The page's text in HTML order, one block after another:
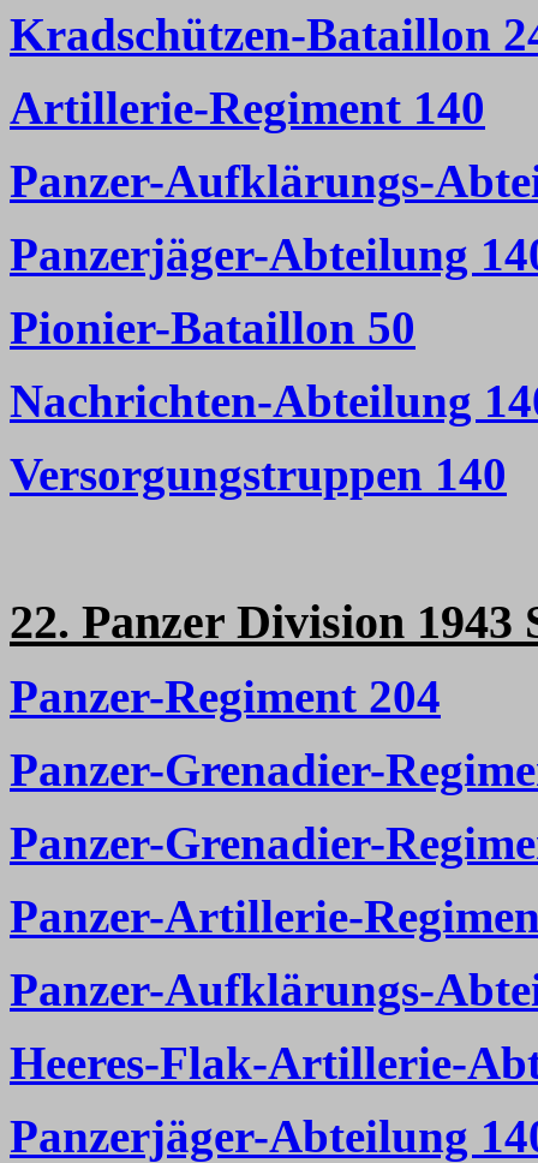
Kradschützen-Bataillon
Artillerie-Regiment 140
Panzer-Aufklärungs-
Panzerjäger-Abteilung
Pionier-Bataillon 50
Nachrichten-Abteilung
Versorgungstruppen 140
22. Panzer Division 1943
Panzer-Regiment 204
Panzer-Grenadier-
Panzer-Grenadier-
Panzer-Artillerie-
Panzer-Aufklärungs-
Heeres-Flak-Artillerie-
Panzerjäger-Abteilung